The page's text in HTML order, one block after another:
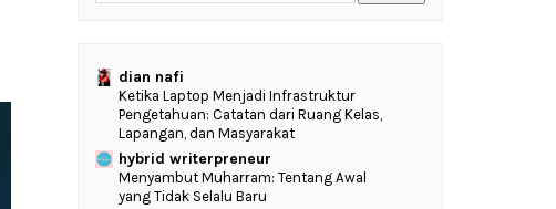
dian nafi
Ketika Laptop Menjadi Infrastruktur
Pengetahuan: Catatan dari Ruang Kelas,
Lapangan, dan Masyarakat
hybrid writerpreneur
Menyambut Muharram: Tentang Awal
yang Tidak Selalu Baru